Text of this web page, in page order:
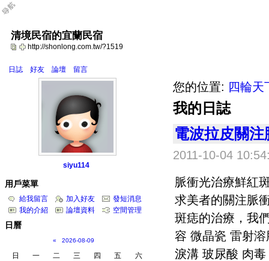
清境民宿的宜蘭民宿
http://shonlong.com.tw/?1519
日誌 好友 論壇 留言
您的位置: 四輪天
我的日誌
電波拉皮關
2011-10-04
脈衝光治療鮮紅
求美者的關注脈
斑痣的治療，我
容 微晶瓷 雷射
淚溝 玻尿酸 肉
siyu114
用戶菜單
給我留言 加入好友
發短消息
我的介紹
論壇資料 空間管理
日曆
« 2026-08-09
日 一 二 三 四 五 六